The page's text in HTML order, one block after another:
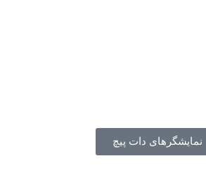
نمایشگرهای دات پیچ